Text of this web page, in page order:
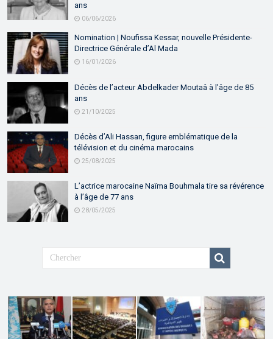
ans
06/06/2026
Nomination | Noufissa Kessar, nouvelle Présidente-
Directrice Générale d’Al Mada
16/01/2026
Décès de l’acteur Abdelkader Moutaâ à l’âge de 85
ans
21/10/2025
Décès d’Ali Hassan, figure emblématique de la
télévision et du cinéma marocains
25/08/2025
L’actrice marocaine Naïma Bouhmala tire sa révérence
à l’âge de 77 ans
28/05/2025